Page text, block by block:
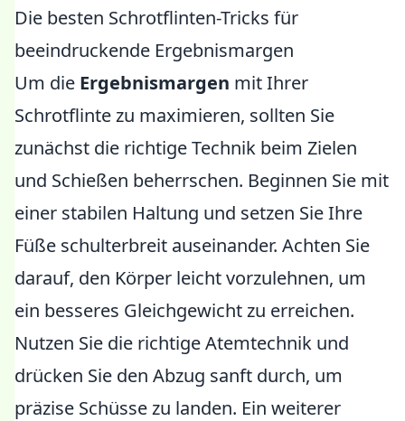
Die besten Schrotflinten-Tricks für
beeindruckende Ergebnismargen
Um die Ergebnismargen mit Ihrer
Schrotflinte zu maximieren, sollten Sie
zunächst die richtige Technik beim Zielen
und Schießen beherrschen. Beginnen Sie mit
einer stabilen Haltung und setzen Sie Ihre
Füße schulterbreit auseinander. Achten Sie
darauf, den Körper leicht vorzulehnen, um
ein besseres Gleichgewicht zu erreichen.
Nutzen Sie die richtige Atemtechnik und
drücken Sie den Abzug sanft durch, um
präzise Schüsse zu landen. Ein weiterer